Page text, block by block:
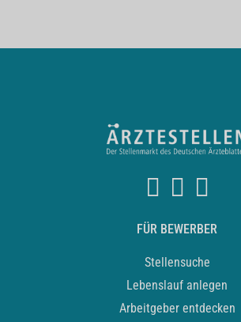
FÜR BEWERBER
Stellensuche
Lebenslauf anlegen
Arbeitgeber entdecken